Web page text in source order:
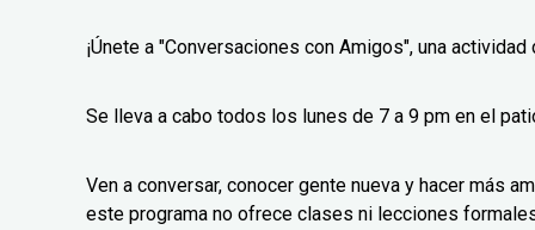
¡Únete a "Conversaciones con Amigos", una
Se lleva a cabo todos los lunes de 7 a 9 pm en el
Ven a conversar, conocer gente nueva y hacer más
este programa no ofrece clases ni lecciones